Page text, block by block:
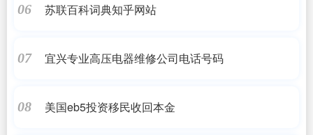
06 苏联百科词典知乎网站
07 宜兴专业高压电器维修公司电话号码
08 美国eb5投资移民收回本金